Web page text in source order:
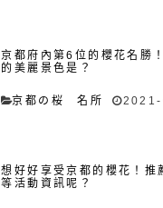
京都府內第6位的櫻花名勝
的美麗景色是？
京都の桜 名所
想好好享受京都的櫻花！推
等活動資訊呢？